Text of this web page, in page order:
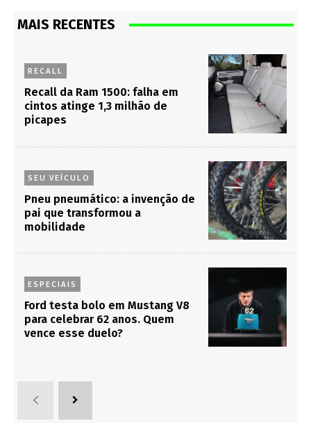
MAIS RECENTES
RECALL
Recall da Ram 1500: falha em
cintos atinge 1,3 milhão de
picapes
SEU VEÍCULO
Pneu pneumático: a invenção de
pai que transformou a
mobilidade
ESPECIAIS
Ford testa bolo em Mustang V8
para celebrar 62 anos. Quem
vence esse duelo?